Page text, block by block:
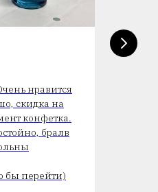
нравится
скидка на
конфетка.
бралв
бы перейти)